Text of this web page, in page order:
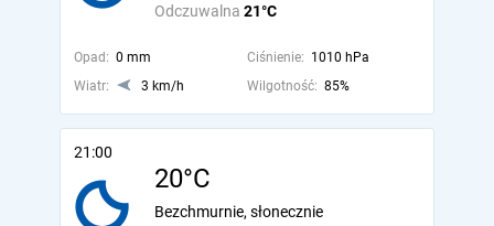
Odczuwalna 21°C
Opad: 0 mm Ciśnienie: 1010 hPa
Wiatr:
3 km/h Wilgotność: 85%
21:00
20°C
Bezchmurnie, słonecznie